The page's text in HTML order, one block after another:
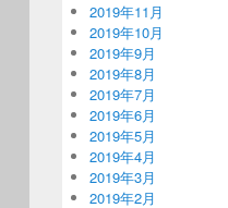
2019年11月
2019年10月
2019年9月
2019年8月
2019年7月
2019年6月
2019年5月
2019年4月
2019年3月
2019年2月